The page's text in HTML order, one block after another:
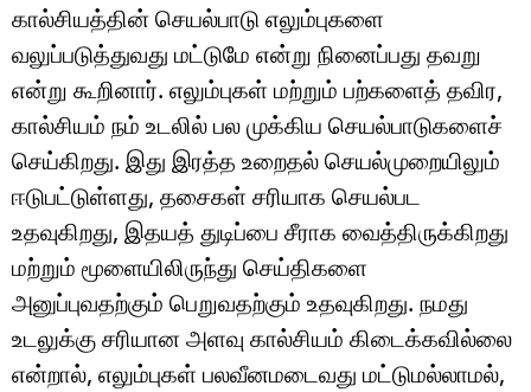
கால்சியத்தின் செயல்பாடு எலும்புகளை
வலுப்படுத்துவது மட்டுமே என்று நினைப்பது தவறு
என்று கூறினார். எலும்புகள் மற்றும் பற்களைத் தவிர,
கால்சியம் நம் உடலில் பல முக்கிய செயல்பாடுகளைச்
செய்கிறது. இது இரத்த உறைதல் செயல்முறையிலும்
ஈடுபட்டுள்ளது, தசைகள் சரியாக செயல்பட
உதவுகிறது, இதயத் துடிப்பை சீராக வைத்திருக்கிறது
மற்றும் மூளையிலிருந்து செய்திகளை
அனுப்புவதற்கும் பெறுவதற்கும் உதவுகிறது. நமது
உடலுக்கு சரியான அளவு கால்சியம் கிடைக்கவில்லை
என்றால், எலும்புகள் பலவீனமடைவது மட்டுமல்லாமல்,